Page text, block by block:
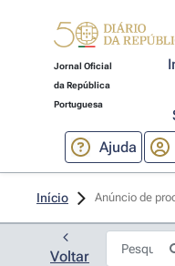
Jornal Oficial
da República
Portuguesa
Ajuda
Início Anúncio de
Voltar